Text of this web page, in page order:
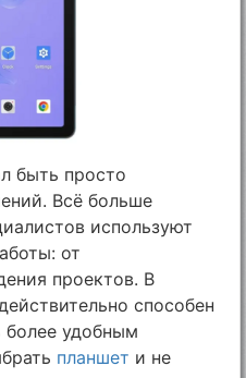
быть просто
Всё больше
используют
от
проектов. В
способен
более удобным
планшет и не